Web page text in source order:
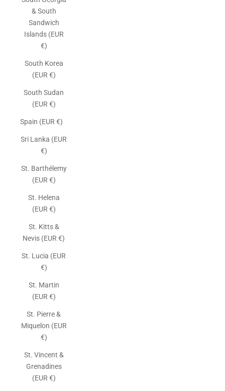
& South
Sandwich
Islands (EUR
€)
South Korea
(EUR €)
South Sudan
(EUR €)
Spain (EUR €)
Sri Lanka (EUR
€)
St. Barthélemy
(EUR €)
St. Helena
(EUR €)
St. Kitts &
Nevis (EUR €)
St. Lucia (EUR
€)
St. Martin
(EUR €)
St. Pierre &
Miquelon (EUR
€)
St. Vincent &
Grenadines
(EUR €)